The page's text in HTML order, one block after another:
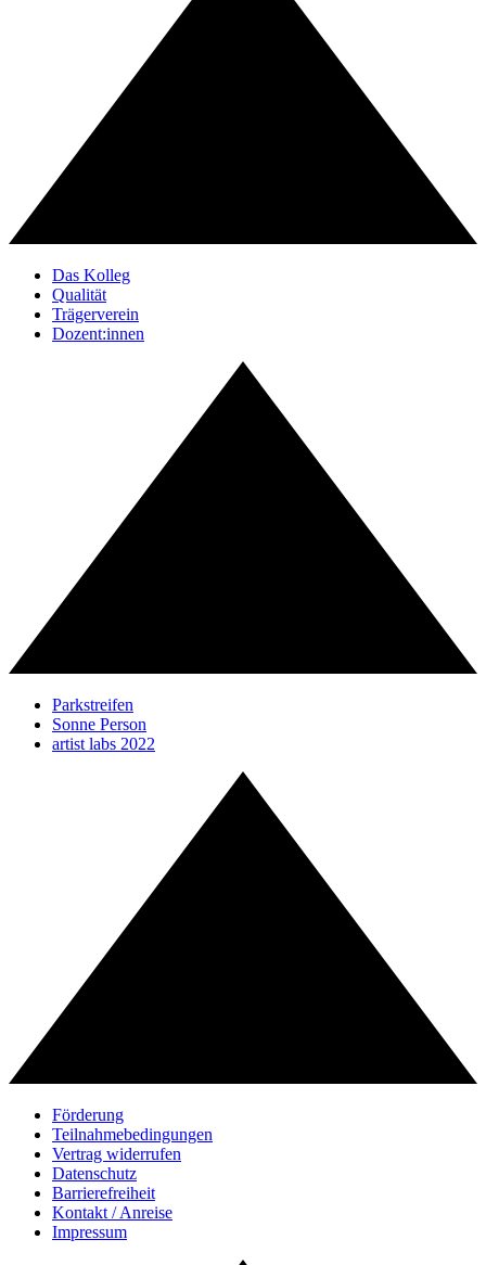
Das Kolleg
Qualität
Trägerverein
Dozent:innen
Parkstreifen
Sonne Person
artist labs 2022
Förderung
Teilnahmebedingungen
Vertrag widerrufen
Datenschutz
Barrierefreiheit
Kontakt / Anreise
Impressum